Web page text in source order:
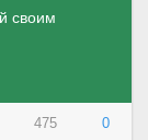
своим
475 0